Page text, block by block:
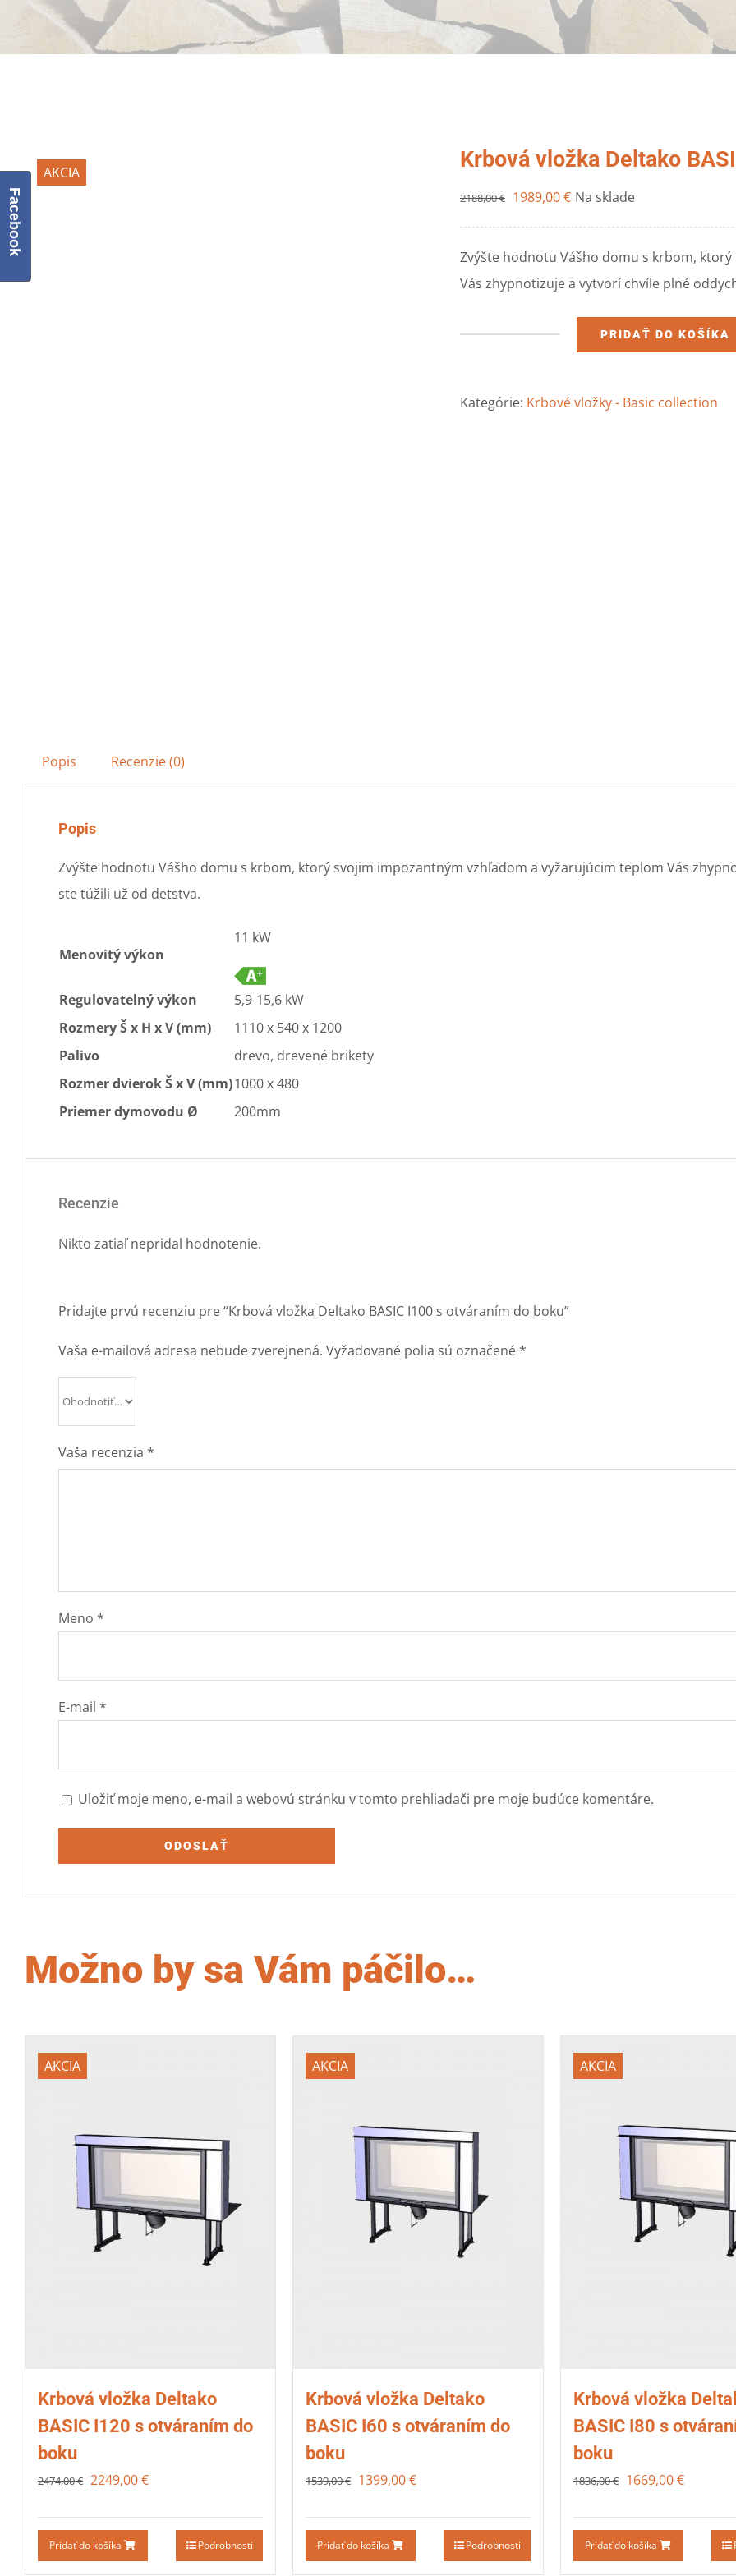
AKCIA Krbová vložka Deltako
2188,00€ 1989,00€ Na sklade
Zvýšte hodnotu Vášho domu s krbom,
Vás zhypnotizuje a vytvorí chvíle plné
vložka
PRIDAŤ DO KOŠÍKA
Kategórie: Krbové vložky - Basic collection
Popis Recenzie (0)
Popis
Zvýšte hodnotu Vášho domu s krbom, ktorý svojim impozantným vzhľadom a vyžarujúcim teplom Vás
ste túžili už od detstva.
Menovitý výkon
11 kW
Regulovatelný výkon
5,9-15,6 kW
Rozmery Š x H x V (mm)
1110 x 540 x 1200
Palivo
drevo, drevené brikety
Rozmer dvierok Š x V (mm)1000 x 480
Priemer dymovodu Ø
200mm
Recenzie
Nikto zatiaľ nepridal hodnotenie.
Pridajte prvú recenziu pre “Krbová vložka Deltako BASIC I100 s otváraním do boku”
Vaša e-mailová adresa nebude zverejnená. Vyžadované polia sú označené *
Vaša recenzia *
Meno *
E-mail *
Uložiť moje meno, e-mail a webovú stránku v tomto prehliadači pre moje budúce komentáre.
Možno by sa Vám páčilo…
AKCIA
Krbová vložka Deltako
BASIC I120 s otváraním do
boku
2474,00€ 2249,00€
Pridať do košíka Podrobnosti
AKCIA
Krbová vložka Deltako
BASIC I60 s otváraním do
boku
1539,00€ 1399,00€
Pridať do košíka Podrobnosti
AKCIA
Krbová vložka
BASIC I80 s
boku
1836,00€ 1669,00€
Pridať do košíka
Facebook